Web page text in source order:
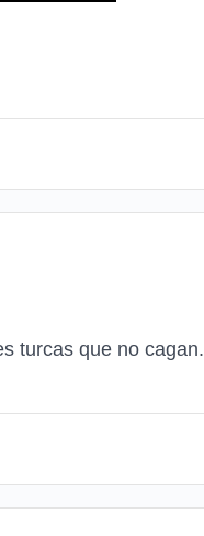
turcas que no cagan.